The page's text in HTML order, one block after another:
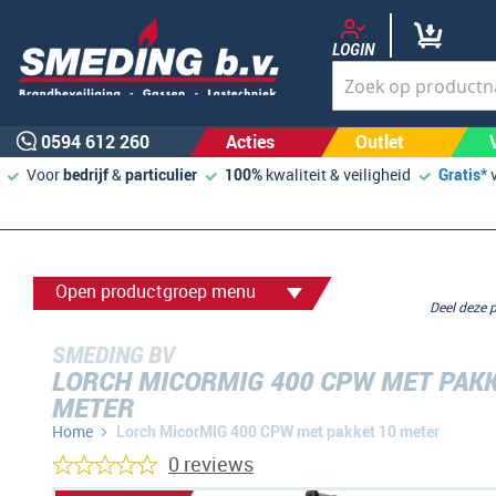
LOGIN
0594 612 260 Acties Outlet
Voorbedrijf&particulier 100% kwaliteit & veiligheid Gratis*
Open productgroep menu
SMEDING BV
LORCH MICORMIG 400 CPW MET
METER
Home Lorch MicorMIG 400 CPW met pakket 10 meter
Deel
0 reviews